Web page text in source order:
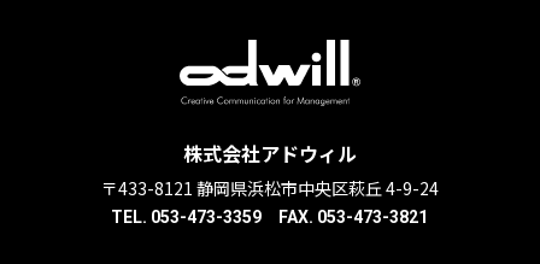
株式会社アドウィル
〒433-8121 静岡県浜松市中央区萩丘 4-9-24
TEL. 053-473-3359 FAX. 053-473-3821